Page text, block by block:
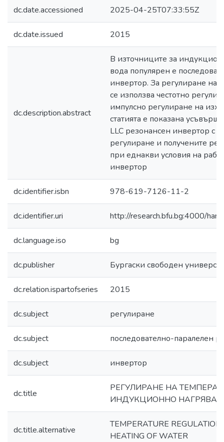
dc.date.accessioned 2025-04-25T07:33:55Z
dc.date.issued 2015
dc.description.abstract
В източниците за
вода популярен е
инвертор. За регулиране на
се използва честотно
импулсно регулиране на
статията е показана
LLC резонансен инвертор с
регулиране и получените
при еднакви условия на
инвертор
dc.identifier.isbn 978-619-7126-11-2
dc.identifier.uri http://research.bfu.bg:4000/
dc.language.iso bg
dc.publisher Бургаски свободен
dc.relation.ispartofseries 2015
dc.subject регулиране
dc.subject последователно-паралелен
dc.subject инвертор
dc.title
РЕГУЛИРАНЕ НА
ИНДУКЦИОННО
dc.title.alternative
TEMPERATURE
HEATING OF WATER